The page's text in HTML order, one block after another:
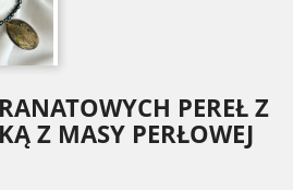
PEREŁ Z
Z MASY PERŁOWEJ